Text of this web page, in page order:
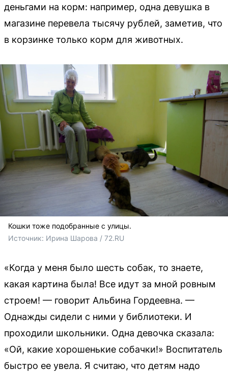
деньгами на корм: например, одна девушка в
магазине перевела тысячу рублей, заметив, что
в корзинке только корм для животных.
Кошки тоже подобранные с улицы.
Источник: Ирина Шарова / 72.RU
«Когда у меня было шесть собак, то знаете,
какая картина была! Все идут за мной ровным
строем! — говорит Альбина Гордеевна. —
Однажды сидели с ними у библиотеки. И
проходили школьники. Одна девочка сказала:
«Ой, какие хорошенькие собачки!» Воспитатель
быстро ее увела. Я считаю, что детям надо